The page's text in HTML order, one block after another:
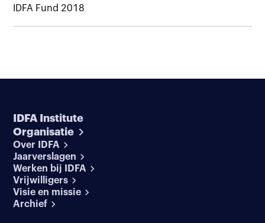
IDFA Fund 2018
IDFA Institute
Organisatie
Over IDFA
Jaarverslagen
Werken bij IDFA
Vrijwilligers
Visie en missie
Archief